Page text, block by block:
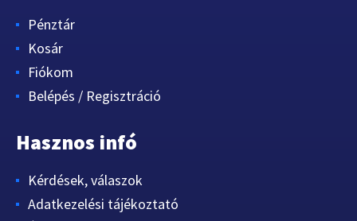
Pénztár
Kosár
Fiókom
Belépés / Regisztráció
Hasznos infó
Kérdések, válaszok
Adatkezelési tájékoztató